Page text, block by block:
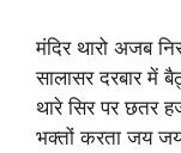
मंदिर थारो अजब
सालासर दरबार में
थारे सिर पर छतर
भक्तों करता जय